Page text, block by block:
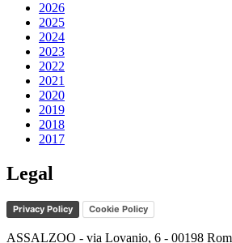
2026
2025
2024
2023
2022
2021
2020
2019
2018
2017
Legal
Privacy Policy Cookie Policy
ASSALZOO - via Lovanio, 6 - 00198